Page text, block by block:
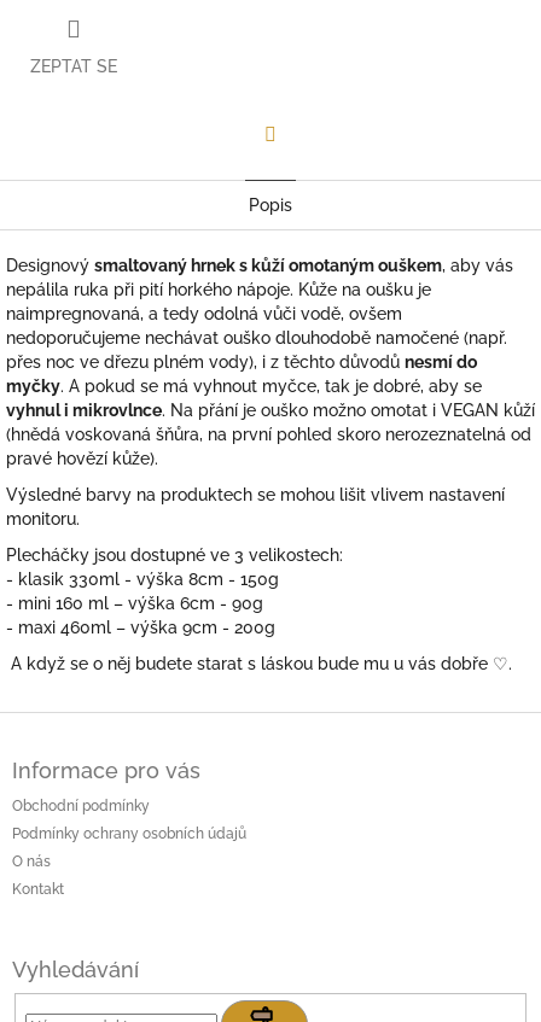
ZEPTAT SE
Popis
Designový smaltovaný hrnek s kůží omotaným ouškem, aby vás
nepálila ruka při pití horkého nápoje. Kůže na oušku je
naimpregnovaná, a tedy odolná vůči vodě, ovšem
nedoporučujeme nechávat ouško dlouhodobě namočené (např.
přes noc ve dřezu plném vody), i z těchto důvodů nesmí do
myčky. A pokud se má vyhnout myčce, tak je dobré, aby se
vyhnul i mikrovlnce. Na přání je ouško možno omotat i VEGAN kůží
(hnědá voskovaná šňůra, na první pohled skoro nerozeznatelná od
pravé hovězí kůže).
Výsledné barvy na produktech se mohou lišit vlivem nastavení
monitoru.
Plecháčky jsou dostupné ve 3 velikostech:
- klasik 330ml - výška 8cm - 150g
- mini 160 ml – výška 6cm - 90g
- maxi 460ml – výška 9cm - 200g
A když se o něj budete starat s láskou bude mu u vás dobře ♡.
Informace pro vás
Obchodní podmínky
Podmínky ochrany osobních údajů
O nás
Kontakt
Vyhledávání